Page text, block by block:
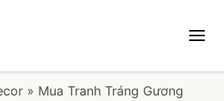
» Mua Tranh Tráng Gương